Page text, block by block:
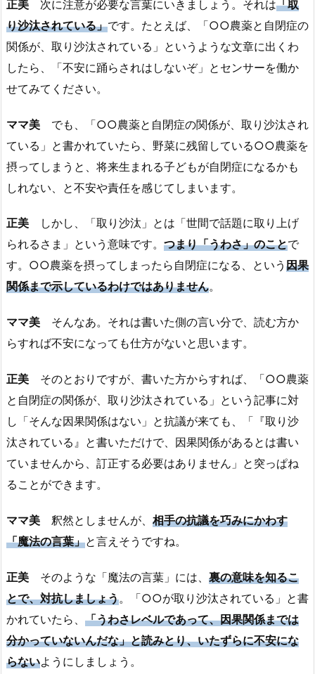
正美 次に注意が必要な言葉にいきましょう。それは「取
り沙汰されている」です。たとえば、「○○農薬と自閉症の
関係が、取り沙汰されている」というような文章に出くわ
したら、「不安に踊らされはしないぞ」とセンサーを働か
せてみてください。
ママ美 でも、「○○農薬と自閉症の関係が、取り沙汰され
ている」と書かれていたら、野菜に残留している○○農薬を
摂ってしまうと、将来生まれる子どもが自閉症になるかも
しれない、と不安や責任を感じてしまいます。
正美 しかし、「取り沙汰」とは「世間で話題に取り上げ
られるさま」という意味です。 つまり「うわさ」のことで
す。○○農薬を摂ってしまったら自閉症になる、という 因果
関係まで示しているわけではありません。
ママ美 そんなあ。それは書いた側の言い分で、読む方か
らすれば不安になっても仕方がないと思います。
正美 そのとおりですが、書いた方からすれば、「○○農薬
と自閉症の関係が、取り沙汰されている」という記事に対
し「そんな因果関係はない」と抗議が来ても、「『取り沙
汰されている』と書いただけで、因果関係があるとは書い
ていませんから、訂正する必要はありません」と突っぱね
ることができます。
ママ美 釈然としませんが、 相手の抗議を巧みにかわす
「魔法の言葉」と言えそうですね。
正美 そのような「魔法の言葉」には、 裏の意味を知るこ
とで、対抗しましょう。「○○が取り沙汰されている」と書
かれていたら、 「うわさレベルであって、因果関係までは
分かっていないんだな」と読みとり、いたずらに不安にな
らないようにしましょう。